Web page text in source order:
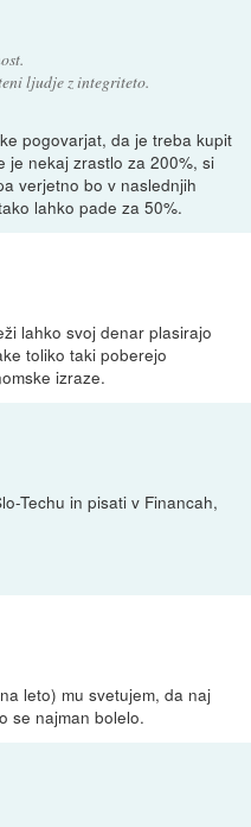
ljudje z integriteto.
pogovarjat, da je treba kupit
je nekaj zrastlo za 200%, si
verjetno bo v naslednjih
lahko pade za 50%.
lahko svoj denar plasirajo
toliko taki poberejo
izraze.
Techu in pisati v Financah,
leto) mu svetujem, da naj
se najman bolelo.